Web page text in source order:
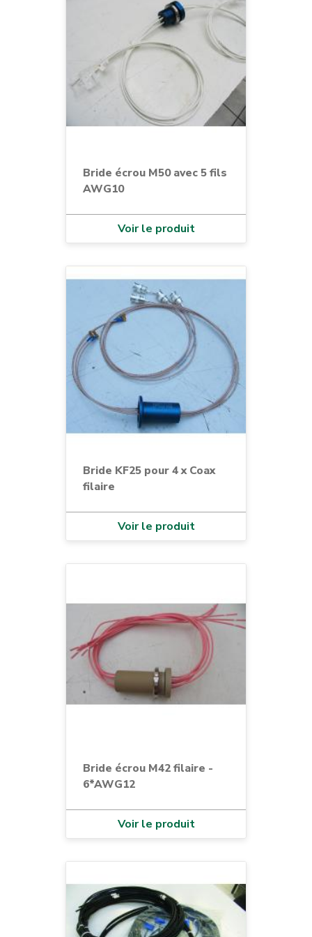
Bride écrou M50 avec 5 fils
AWG10
Voir le produit
Bride KF25 pour 4 x Coax
filaire
Voir le produit
Bride écrou M42 filaire -
6*AWG12
Voir le produit